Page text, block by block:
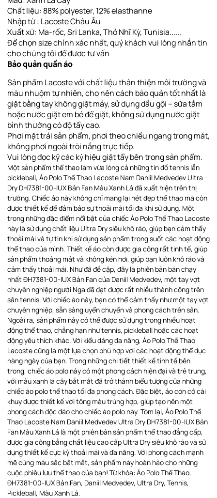
Chất liệu: 88% polyester, 12% elasthanne
Nhập từ : Lacoste Châu Âu
Xuất xứ: Ma-rốc, Sri Lanka, Thỏ Nhĩ Kỳ, Tunisia......
Để chọn size chính xác nhất, quý khách vui lòng nhắn tin
cho chúng tôi để đươc tư vấn
Bảo quản quần áo
Sản phẩm Lacoste với chất liệu thân thiện môi trường và
màu nhuộm tự nhiên, cho nên cách bảo quản tốt nhất là
giặt bằng tay không giặt máy, sử dụng dầu gội – sữa tắm
hoặc nước giặt em bé để giặt, không sử dụng nước giặt
bình thường có độ tẩy cao.
Phơi mặt trái sản phẩm, phơi theo chiều ngangtrong mát,
không phơi ngoài tròi nắng trực tiếp.
Vui lòng đọc kỹ các ký hiệu giặt tẩy bên trong sản phẩm.
Một sản phẩm thể thao làm vừa lòng cả những tín đồ tennis lẫn
pickleball, Áo Polo Thể Thao Lacoste Nam Daniil Medvedev Ultra
Dry DH7381-00-IUX Bản Fan Màu Xanh Lá đã xuất hiện trên thị
trường. Chiếc áo này không chỉ mang lại nét đẹp thể thao mà còn
được thiết kế để đảm bảo sự thoải mái tối đa khi sử dụng. Một
trong những đặc điểm nổi bật của chiếc Áo Polo Thể Thao Lacoste
này là sử dụng chất liệu Ultra Dry siêu khô ráo, giúp bạn cảm thấy
thoải mái và tự tin khi sử dụng sản phẩm trong suốt các hoạt động
thể thao của mình. Thiết kế áo còn được gia công rất tinh tế, giúp
sản phẩm thoáng mát và không kén hơi, giúp bạn luôn khô ráo và
cảm thấy thoải mái. Như đã đề cập, đây là phiên bản bán chạy
nhất ĐH7381-00-IUX Bản Fan của Daniil Medvedev, một tay vợt
chuyên nghiệp người Nga đã đạt được rất nhiều thành công trên
sân tennis. Với chiếc áo này, bạn có thể cảm thấy như một tay vợt
chuyên nghiệp, sẵn sàng uyển chuyển và phong cách trên sân.
Ngoài ra, sản phẩm này có thể được sử dụng trong nhiều hoạt
động thể thao, chẳng hạn như tennis, pickleball hoặc các hoạt
động yêu thích khác. Với kiểu dáng đa năng, Áo Polo Thể Thao
Lacoste cũng là một lựa chọn phù hợp với các hoạt động thể dục
hàng ngày của bạn. Trong những chi tiết thiết kế tinh tế bên
trong, chiếc áo polo này có một phong cách hiện đại và trẻ trung,
với màu xanh lá cây bắt mắt đã trở thành biểu tượng của những
chiếc áo polo thể thao tối đa phong cách. Đặc biệt, áo còn có cài
khuy được thiết kế với tông màu trùng hợp, giúp tạo nên một
phong cách độc đáo cho chiếc áo polo này. Tóm lại, Áo Polo Thể
Thao Lacoste Nam Daniil Medvedev Ultra Dry DH7381-00-IUX Bản
Fan Màu Xanh Lá là một phiên bản sản phẩm thể thao đẳng cấp,
được gia công bằng chất liệu cao cấp Ultra Dry siêu khô ráo và sử
dụng thiết kế cực kỳ thoải mái và đa năng. Với phong cách mạnh
mẽ cùng màu sắc bắt mắt, sản phẩm này hoàn hảo cho những
cuộc phiêu lưu thể thao của bạn! Từ khóa: Áo Polo Thể Thao,
ĐH7381-00-IUX Bản Fan, Daniil Medvedev, Ultra Dry, Tennis,
Pickleball, Màu Xanh Lá.